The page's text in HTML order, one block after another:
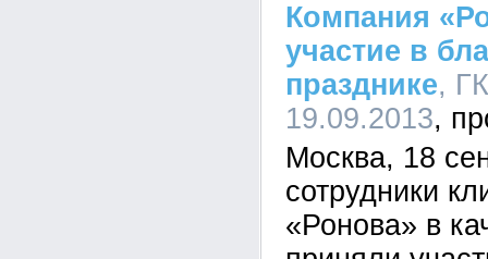
Компания
участие в
празднике,
19.09.2013
Москва, 18
сотрудники
«Ронова» в